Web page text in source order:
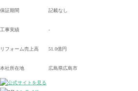
保証期間 記載なし
工事実績 -
リフォーム売上高 51.0億円
本社所在地 広島県広島市